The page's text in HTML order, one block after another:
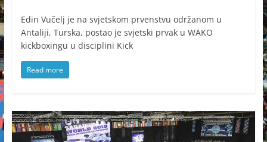
Edin Vučelj je na svjetskom prvenstvu održanom u
Antaliji, Turska, postao je svjetski prvak u WAKO
kickboxingu u disciplini Kick
Read more